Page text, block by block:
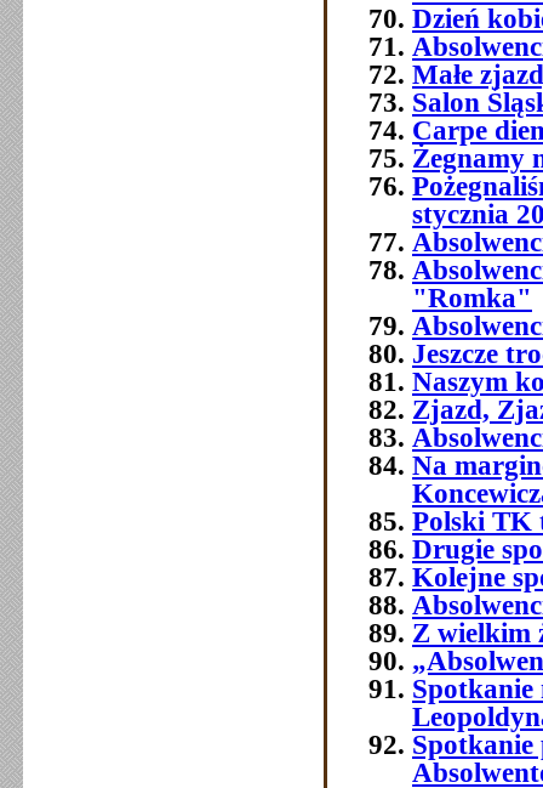
Dzień
Małe
Salon
Carpe
Żegnamy
stycznia
"Romka"
Jeszcze
Naszym
Zjazd,
Na
Polski TK
Drugie
Kolejne
Z wielkim
Spotkanie
Spotkanie